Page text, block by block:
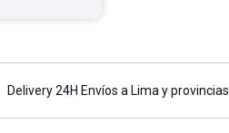
Delivery 24H Envíos a Lima y provincias